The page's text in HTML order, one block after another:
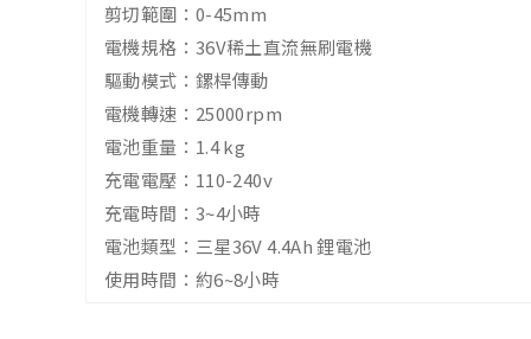
剪切範圍：0-45mm
電機規格：36V稀土直流無刷電機
驅動模式：鏍桿傳動
電機轉速：25000rpm
電池重量：1.4 kg
充電電壓：110-240v
充電時間：3~4小時
電池類型：三星36V 4.4Ah 鋰電池
使用時間：約6~8小時